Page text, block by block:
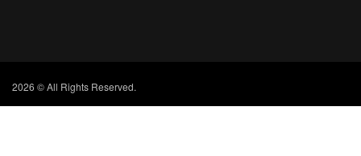
2026 © All Rights Reserved.